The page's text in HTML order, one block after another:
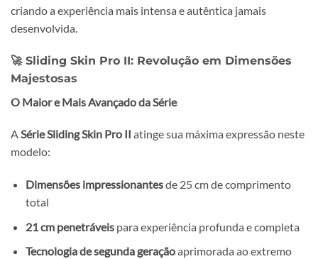
criando a experiência mais intensa e autêntica jamais
desenvolvida.
🚀 Sliding Skin Pro II: Revolução em Dimensões
Majestosas
O Maior e Mais Avançado da Série
ASérie Sliding Skin Pro II atinge sua máxima expressão neste
modelo:
Dimensões impressionantesde 25 cm de comprimento
total
21 cm penetráveispara experiência profunda e completa
Tecnologia de segunda geraçãoaprimorada ao extremo